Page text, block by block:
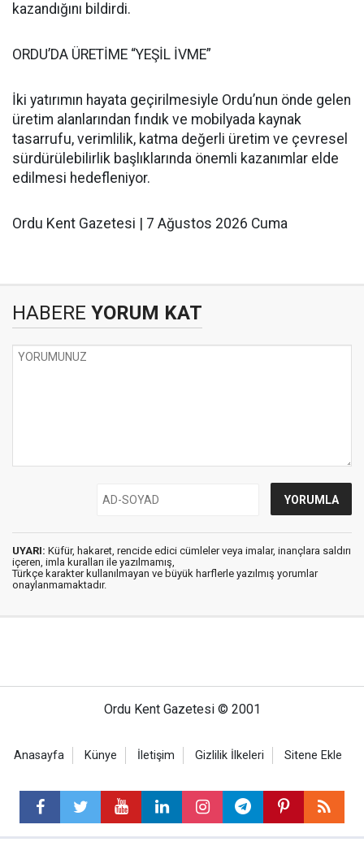
kazandığını bildirdi.
ORDU’DA ÜRETİME “YEŞİL İVME”
İki yatırımın hayata geçirilmesiyle Ordu’nun önde gelen
üretim alanlarından fındık ve mobilyada kaynak
tasarrufu, verimlilik, katma değerli üretim ve çevresel
sürdürülebilirlik başlıklarında önemli kazanımlar elde
edilmesi hedefleniyor.
Ordu Kent Gazetesi | 7 Ağustos 2026 Cuma
HABERE YORUM KAT
UYARI: Küfür, hakaret, rencide edici cümleler veya imalar, inançlara saldırı
içeren, imla kuralları ile yazılmamış,
Türkçe karakter kullanılmayan ve büyük harflerle yazılmış yorumlar
onaylanmamaktadır.
Ordu Kent Gazetesi © 2001
Anasayfa Künye İletişim Gizlilik İlkeleri Sitene Ekle